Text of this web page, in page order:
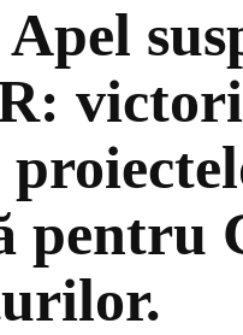
Apel
pentru